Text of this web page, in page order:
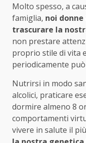
Molto spesso, a
famiglia, noi
trascurare la
non prestare
proprio stile di vita
periodicamente
Nutrirsi in modo
alcolici, praticare
dormire almeno 8
comportamenti
vivere in salute il